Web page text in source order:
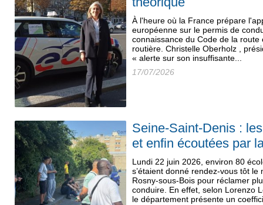
À l'heure où la France prépare
européenne sur le permis de
connaissance du Code de la
routière. Christelle Oberholz ,
« alerte sur son insuffisante...
17/07/2026
Seine-Saint-Denis :
et enfin écoutées par
Lundi 22 juin 2026, environ 80
s’étaient donné rendez-vous tôt
Rosny-sous-Bois pour réclamer
conduire. En effet, selon Lorenzo
le département présente un